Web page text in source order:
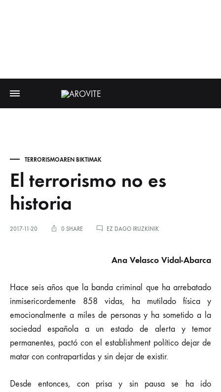
TERRORISMOAREN BIKTIMAK
El terrorismo no es
historia
2017-11-20 0 SHARE EZ DAGO IRUZKINIKEL
HISTORIA
Ana Velasco Vidal-Abarca
Hace seis años que la banda criminal que ha arrebatado
inmisericordemente 858 vidas, ha mutilado física y
emocionalmente a miles de personas y ha sometido a la
sociedad española a un estado de alerta y temor
permanentes, pactó con el establishment político dejar de
matar con contrapartidas y sin dejar de existir.
Desde entonces, con prisa y sin pausa se ha ido